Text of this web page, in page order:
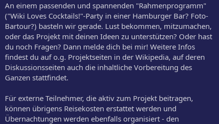
An einem passenden und spannenden "Rahmenprogramm"
("Wiki Loves Cocktails!"-Party in einer Hamburger Bar? Foto-
Bartour?) basteln wir gerade. Lust bekommen, mitzumachen,
oder das Projekt mit deinen Ideen zu unterstützen? Oder hast
du noch Fragen? Dann melde dich bei mir! Weitere Infos
findest du auf o.g. Projektseiten in der Wikipedia, auf deren
Diskussionsseiten auch die inhaltliche Vorbereitung des
Ganzen stattfindet.
Für externe Teilnehmer, die aktiv zum Projekt beitragen,
können übrigens Reisekosten erstattet werden und
Übernachtungen werden ebenfalls organisiert - den